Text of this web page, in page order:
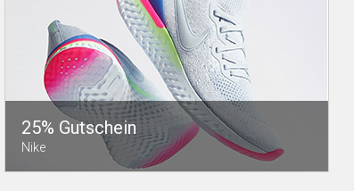
25% Gutschein
Nike